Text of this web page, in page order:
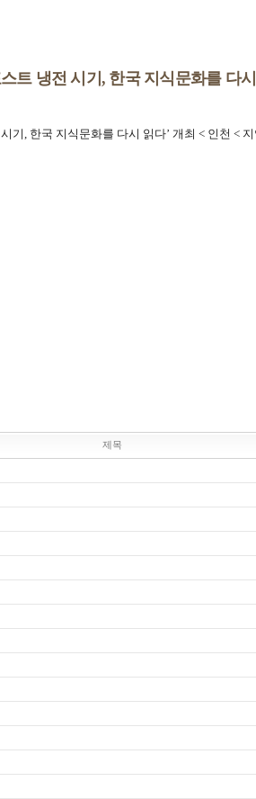
트 냉전 시기, 한국 지식문화를 다시
기, 한국 지식문화를 다시 읽다’ 개최 < 인천 <
제목